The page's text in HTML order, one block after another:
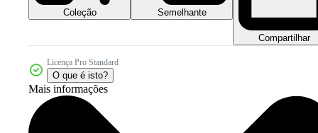
Coleção Semelhante
Compartilhar
Licença Pro Standard
O que é isto?
Mais informações